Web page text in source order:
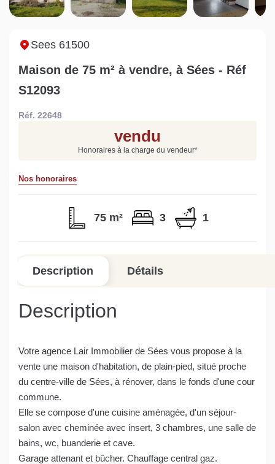
Sarthe pour booster sa
vente
quelles sont les
conséquences ?
Estimez votre bien en ligne.
en quelques clics.
Sees 61500
Maison de 75 m² à vendre, à Sées - Réf
S12093
Réf. 22648
vendu
Honoraires à la charge du vendeur*
Nos honoraires
75 m² 3 1
Description Détails
Description
Votre agence Lair Immobilier de Sées vous propose à la
vente une maison d'habitation, de plain-pied, situé proche
du centre-ville de Sées, à rénover, dans le fonds d'une cour
commune.
Elle se compose d'une cuisine aménagée, d'un séjour-
salon avec cheminée avec insert, 3 chambres, une salle de
bains, wc, buanderie et cave.
Garage attenant et bûcher. Chauffage central gaz.